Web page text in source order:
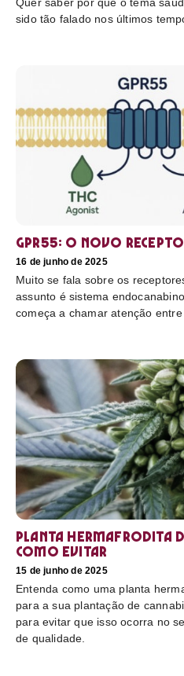
sido tão falado nos últimos
GPR55: o novo
16 de junho de 2025
Muito se fala sobre os
assunto é sistema
começa a chamar atenção
Planta hermafrodita
como evitar
15 de junho de 2025
Entenda como uma planta
para a sua plantação de
para evitar que isso ocorra no
de qualidade.